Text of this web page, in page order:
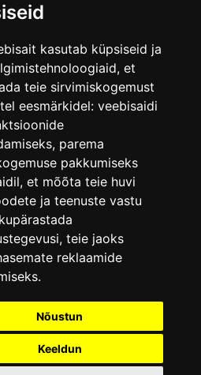
kasutab küpsiseid ja
et
teie sirvimiskogemust
eesmärkidel: veebisaidi
, parema
pakkumiseks
, et mõõta teie huvi
ja teenuste vastu
, teie jaoks
reklaamide
.
Nõustun
Keeldun
Linnamuuseum
Vene 17
(+372) 610 4178